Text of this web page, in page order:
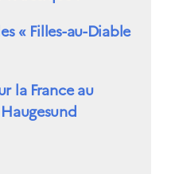
« Filles-au-Diable
la France au